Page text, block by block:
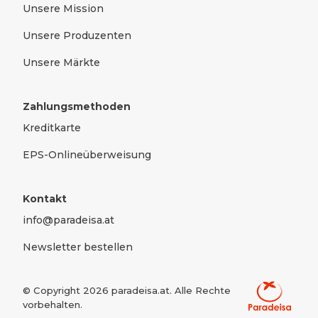
Pilzen als gesunde und nachhaltige Alternative zu
Geschäftsleitung bei Hut & Stiel GmbH
Unsere Mission
Unsere Produzenten
Unsere Märkte
Zahlungsmethoden
Kreditkarte
EPS-Onlineüberweisung
Kontakt
info@paradeisa.at
Newsletter bestellen
© Copyright 2026 paradeisa.at. Alle Rechte
vorbehalten.